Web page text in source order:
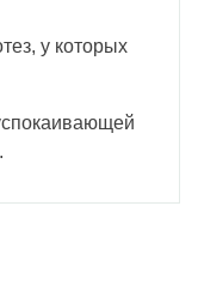
у которых